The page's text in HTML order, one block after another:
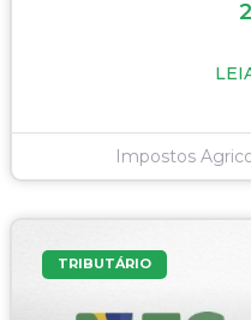
Impostos
TRIBUTÁRIO